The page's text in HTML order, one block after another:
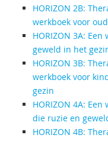
HORIZON 2B:
werkboek voor
HORIZON 3A:
geweld in het
HORIZON 3B:
werkboek voor
gezin
HORIZON 4A:
die ruzie en
HORIZON 4B: